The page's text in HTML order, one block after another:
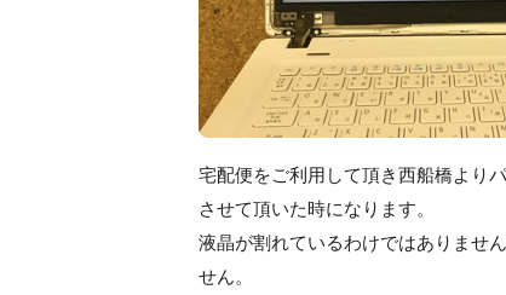
宅配便をご利用して頂き西船橋より
させて頂いた時になります。
液晶が割れているわけではありませ
せん。